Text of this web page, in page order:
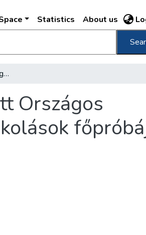
Statistics About us
[A tornászvilágbajnoksággal együt rendezett Országos Tornaünnepélyre készülő budapesti leányiskolások főpróbája az Ügetőn, 1934. júniusában]
Országos